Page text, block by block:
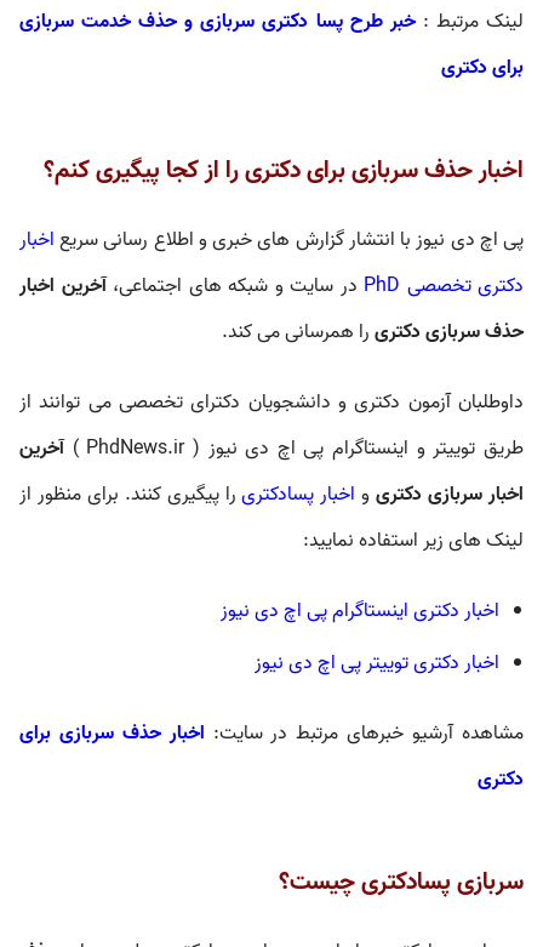
لینک مرتبط :خبر طرح پسا دکتری سربازی و حذف خدمت سربازی
برای دکتری
اخبار حذف سربازی برای دکتری را از کجا پیگیری کنم؟
پی اچ دی نیوز با انتشار گزارش های خبری و اطلاع رسانی سریعاخبار
دکتری تخصصی PhD
در سایت و شبکه های اجتماعی،آخرین اخبار
حذف سربازی دکتریرا همرسانی می کند.
داوطلبان آزمون دکتری و دانشجویان دکترای تخصصی می توانند از
طریق توییتر و اینستاگرام پی اچ دی نیوز ( PhdNews.ir )
آخرین
اخبار سربازی دکتریو اخبار پسادکتریرا پیگیری کنند. برای منظور از
لینک های زیر استفاده نمایید:
اخبار دکتری اینستاگرام پی اچ دی نیوز
اخبار دکتری توییتر پی اچ دی نیوز
مشاهده آرشیو خبرهای مرتبط در سایت: اخبار حذف سربازی برای
دکتری
سربازی پسادکتری چیست؟